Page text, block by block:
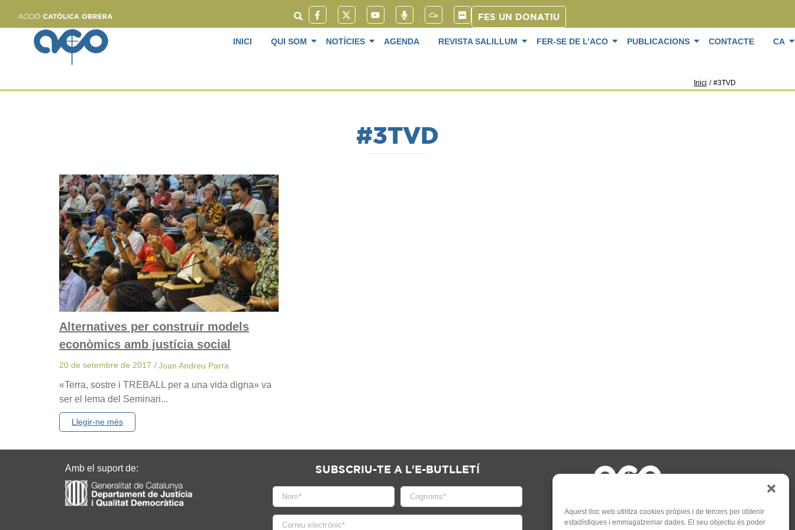
Aquest lloc web utilitza cookies pròpies i de tercers per obtenir
estadístiques i emmagatzemar dades. El seu objectiu és poder
FES UN DONATIU
INICI QUI SOM NOTÍCIES AGENDA REVISTA SALILLUM FER-SE DE L’ACO PUBLICACIONS CONTACTE CA
Inici / #3TVD
#3TVD
Alternatives per construir models
econòmics amb justícia social
20 de setembre de 2017 /Joan Andreu Parra
«Terra, sostre i TREBALL per a una vida digna» va
ser el lema del Seminari...
Llegir-ne més
Amb el suport de: SUBSCRIU-TE A L'E-BUTLLETÍ
C/Tapioles, 10 2n, 08004